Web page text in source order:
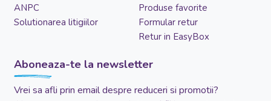
ANPC
Solutionarea litigiilor
Produse favorite
Formular retur
Retur in EasyBox
Aboneaza-te la newsletter
Vrei sa afli prin email despre reduceri si promotii?